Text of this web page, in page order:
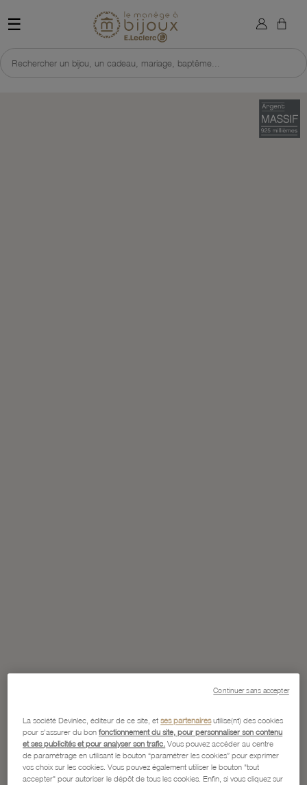
☰ Retour à l'accueil du site
Rechercher un bijou, un cadeau, mariage, baptême...
×
La société Devinlec, éditeur de ce site, etses partenairesutilise(nt) des cookies
pour s'assurer du bonfonctionnement du site, pour personnaliser son contenu
et ses publicités et pour analyser son trafic. Vous pouvez accéder au centre
de paramétrage en utilisant le bouton “paramétrer les cookies” pour exprimer
vos choix sur les cookies. Vous pouvez également utiliser le bouton "tout
accepter" pour autoriser le dépôt de tous les cookies. Enfin, si vous cliquez sur
Continuer sans accepter